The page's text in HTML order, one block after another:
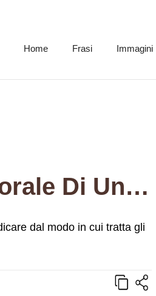
Home Frasi Immagini
Grandezza E Progresso Morale Di Una Nazione Si Possono Giudicare Dal Modo In Cui Tratta Gli Animali.
dal modo in cui tratta gli